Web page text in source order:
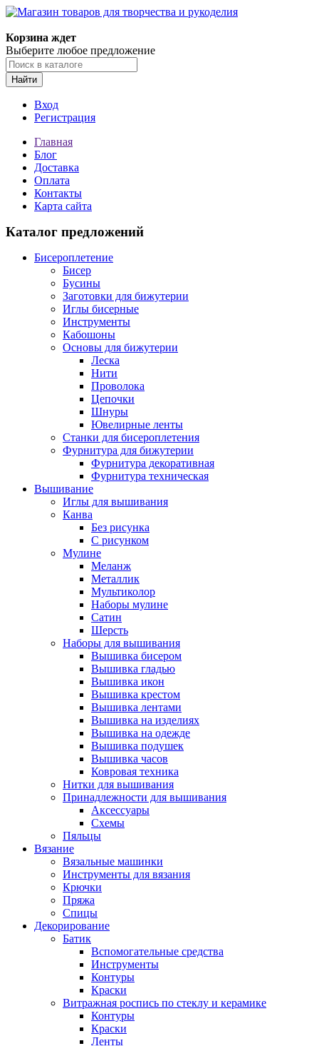
Корзина ждет
Выберите любое предложение
Найти
Вход
Регистрация
Главная
Блог
Доставка
Оплата
Контакты
Карта сайта
Каталог предложений
Бисероплетение
Бисер
Бусины
Заготовки для бижутерии
Иглы бисерные
Инструменты
Кабошоны
Основы для бижутерии
Леска
Нити
Проволока
Цепочки
Шнуры
Ювелирные ленты
Станки для бисероплетения
Фурнитура для бижутерии
Фурнитура декоративная
Фурнитура техническая
Вышивание
Иглы для вышивания
Канва
Без рисунка
С рисунком
Мулине
Меланж
Металлик
Мультиколор
Наборы мулине
Сатин
Шерсть
Наборы для вышивания
Вышивка бисером
Вышивка гладью
Вышивка икон
Вышивка крестом
Вышивка лентами
Вышивка на изделиях
Вышивка на одежде
Вышивка подушек
Вышивка часов
Ковровая техника
Нитки для вышивания
Принадлежности для вышивания
Аксессуары
Схемы
Пяльцы
Вязание
Вязальные машинки
Инструменты для вязания
Крючки
Пряжа
Спицы
Декорирование
Батик
Вспомогательные средства
Инструменты
Контуры
Краски
Витражная роспись по стеклу и керамике
Контуры
Краски
Ленты